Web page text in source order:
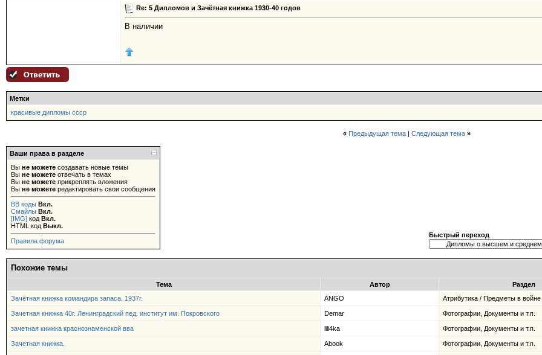
Re: 5 Дипломов и Зачётная книжка 1930-40 годов
В наличии
Метки
красивые дипломы ссср
« Предыдущая тема| Следующая тема »
Ваши права в разделе
Вы не можете создавать новые темы
Вы не можете отвечать в темах
Вы не можете прикреплять вложения
Вы не можете редактировать свои сообщения
BB коды Вкл.
Смайлы Вкл.
[IMG] код Вкл.
HTML код Выкл.
Правила форума
Быстрый переход
Похожие темы
Тема Автор
Раздел
Зачётная книжка командира запаса. 1937г.
ANGO Атрибутика / Предметы в
Зачетная книжка 40г. Ленинградский пед. институт им. Покровского Demar Фотографии, Документы и т.п.
зачетная книжка краснознаменской вва lili4ka Фотографии, Документы и т.п.
Зачетная книжка. Abook Фотографии, Документы и т.п.